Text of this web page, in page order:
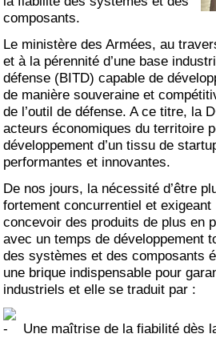
composants.
Le ministère des Armées, au
et à la pérennité d’une base
défense (BITD) capable de
de manière souveraine et
de l’outil de défense. A ce titre, la
acteurs économiques du territoire
développement d’un tissu de
performantes et innovantes.
De nos jours, la nécessité d’être
fortement concurrentiel et
concevoir des produits de plus en
avec un temps de développement
des systèmes et des composants
une brique indispensable pour
industriels et elle se traduit par :
Une maîtrise de la fiabilité dès